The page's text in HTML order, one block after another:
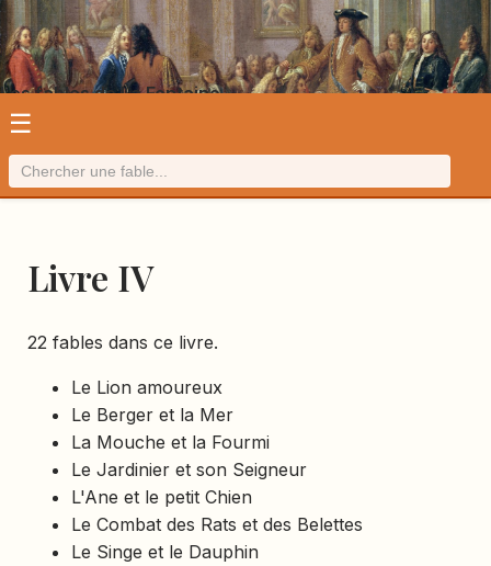
Les fables de La Fontaine
☰
Livre IV
22 fables dans ce livre.
Le Lion amoureux
Le Berger et la Mer
La Mouche et la Fourmi
Le Jardinier et son Seigneur
L'Ane et le petit Chien
Le Combat des Rats et des Belettes
Le Singe et le Dauphin